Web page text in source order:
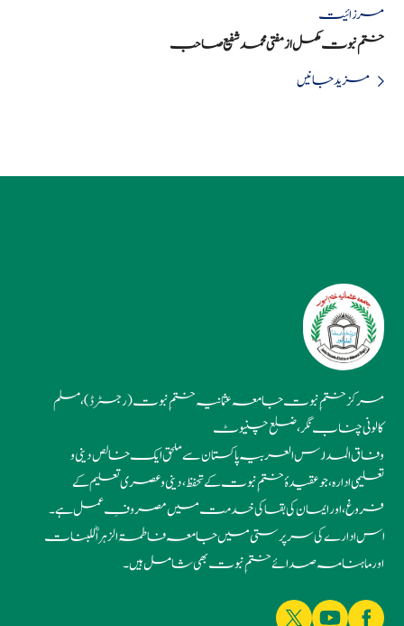
مرزائیت
ختم نبوت مکمل از مفتی محمد شفیع صاحب
مزید جانیں
مرکز ختمِ نبوت جامعہ عثمانیہ ختمِ نبوت (رجسٹرڈ)، مسلم
کالونی چناب نگر، ضلع چنیوٹ
وفاق المدارس العربیہ پاکستان سے ملحق ایک خالص دینی و
تعلیمی ادارہ، جو عقیدۂ ختمِ نبوت کے تحفظ، دینی و عصری تعلیم کے
فروغ، اور ایمان کی بقا کی خدمت میں مصروفِ عمل ہے۔
اس ادارے کی سرپرستی میں جامعہ فاطمۃ الزہراؓ للبنات
اور ماہنامہ صدائے ختمِ نبوت بھی شامل ہیں۔